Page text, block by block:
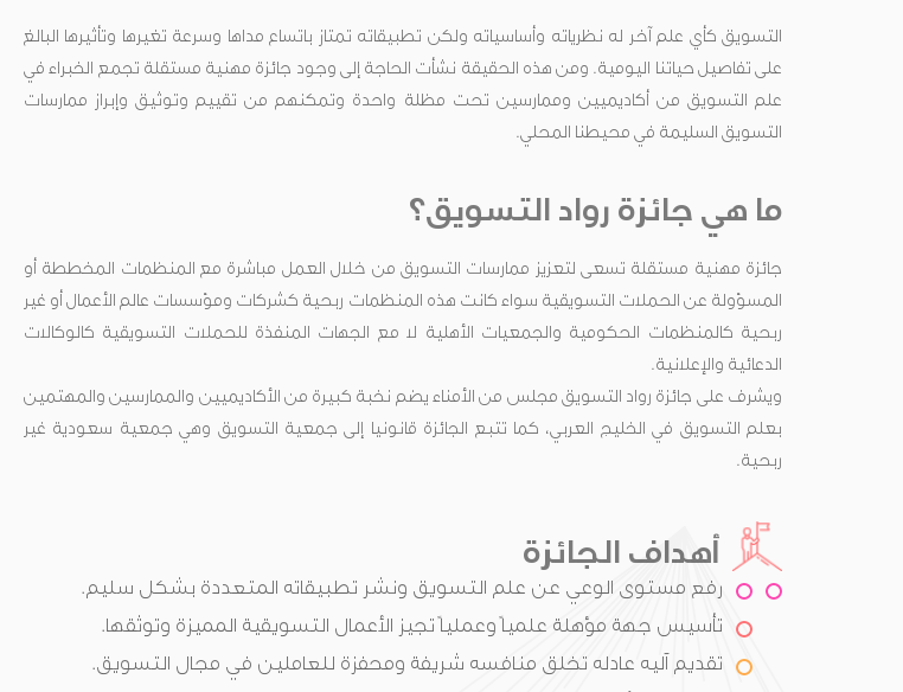
التسويق كأي علم آخر له نظرياته وأساسياته ولكن تطبيقاته تمتاز باتساع مداها وسرعة تغيرها وتأثيرها البالغ
على تفاصيل حياتنا اليومية. ومن هذه الحقيقة نشأت الحاجة إلى وجود جائزة مهنية مستقلة تجمع الخبراء في
علم التسويق من أكاديميين وممارسين تحت مظلة واحدة وتمكنهم من تقييم وتوثيق وإبراز ممارسات
التسويق السليمة في محيطنا المحلي.
ما هي جائزة رواد التسويق؟
جائزة مهنية مستقلة تسعى لتعزيز ممارسات التسويق من خلال العمل مباشرة مع المنظمات المخططة أو
المسؤولة عن الحملات التسويقية سواء كانت هذه المنظمات ربحية كشركات ومؤسسات عالم الأعمال أو غير
ربحية كالمنظمات الحكومية والجمعيات الأهلية لا مع الجهات المنفذة للحملات التسويقية كالوكالات
الدعائية والإعلانية.
ويشرف على جائزة رواد التسويق مجلس من الأمناء يضم نخبة كبيرة من الأكاديميين والممارسين والمهتمين
بعلم التسويق في الخليج العربي، كما تتبع الجائزة قانونيا إلى جمعية التسويق وهي جمعية سعودية غير
ربحية.
أهداف الجائزة
رفع مستوى الوعي عن علم التسويق ونشر تطبيقاته المتعددة بشكل سليم.
تأسيس جهة مؤهلة علمياً وعملياً تجيز الأعمال التسويقية المميزة وتوثقها.
تقديم آليه عادله تخلق منافسه شريفة ومحفزة للعاملين في مجال التسويق.